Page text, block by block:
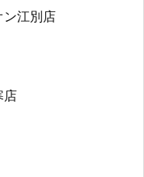
ン江別店
店